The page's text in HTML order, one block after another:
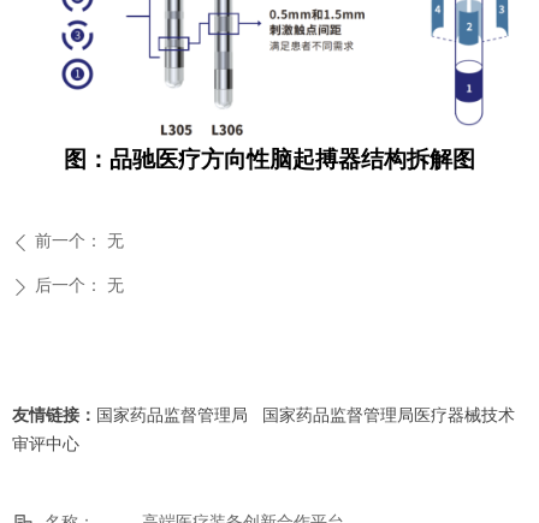
图：品驰医疗方向性脑起搏器结构拆解图
ꄴ 前一个： 无
ꄲ 后一个： 无
友情链接： 国家药品监督管理局
国家药品监督管理局医疗器械技术
审评中心